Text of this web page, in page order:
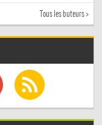
Tous les buteurs >